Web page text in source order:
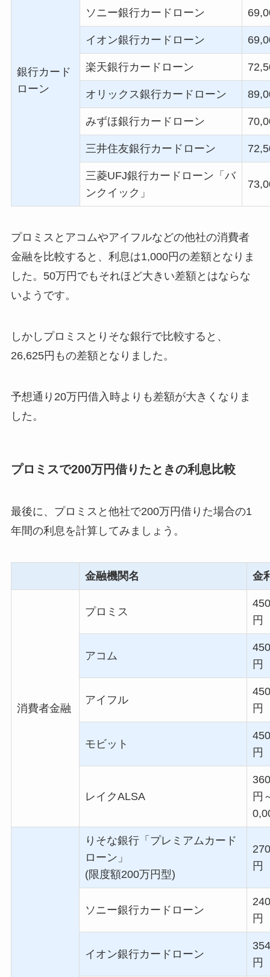
銀行カード
ローン
ソニー銀行カードローン
イオン銀行カードローン
楽天銀行カードローン
オリックス銀行カードローン
みずほ銀行カードローン
三井住友銀行カードローン
三菱UFJ銀行カードローン「バ
ンクイック」
プロミスとアコムやアイフルなどの他社の消費者
金融を比較すると、利息は1,000円の差額となりま
した。50万円でもそれほど大きい差額とはならな
いようです。
しかしプロミスとりそな銀行で比較すると、
26,625円もの差額となりました。
予想通り20万円借入時よりも差額が大きくなりま
した。
プロミスで200万円借りたときの利息比較
最後に、プロミスと他社で200万円借りた場合の1
年間の利息を計算してみましょう。
金融機関名 金
消費者金融
プロミス
円
アコム
円
アイフル
円
モビット
円
レイクALSA
円
りそな銀行「プレミアムカード
ローン」
(限度額200万円型)
円
ソニー銀行カードローン
円
イオン銀行カードローン
円